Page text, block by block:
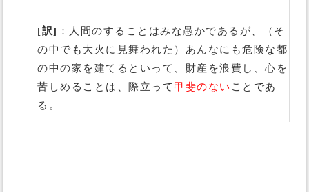
[訳] ：人間のすることはみな愚かであるが、（そ
の中でも大火に見舞われた）あんなにも危険な都
の中の家を建てるといって、財産を浪費し、心を
苦しめることは、際立って 甲斐のない ことであ
る。